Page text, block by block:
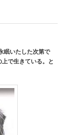
眠いたした次第で
で生きている。と